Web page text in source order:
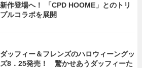
新作登場へ！ 「CPD HOOME」とのトリ
プルコラボを展開
ダッフィー＆フレンズのハロウィーングッ
ズ8．25発売！ 驚かせあうダッフィーた